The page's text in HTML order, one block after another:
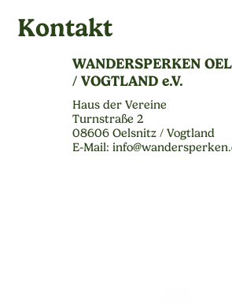
Kontakt
WANDERSPERKEN
/ VOGTLAND e.V.
Haus der Vereine
Turnstraße 2
08606 Oelsnitz / Vogtland
E-Mail: